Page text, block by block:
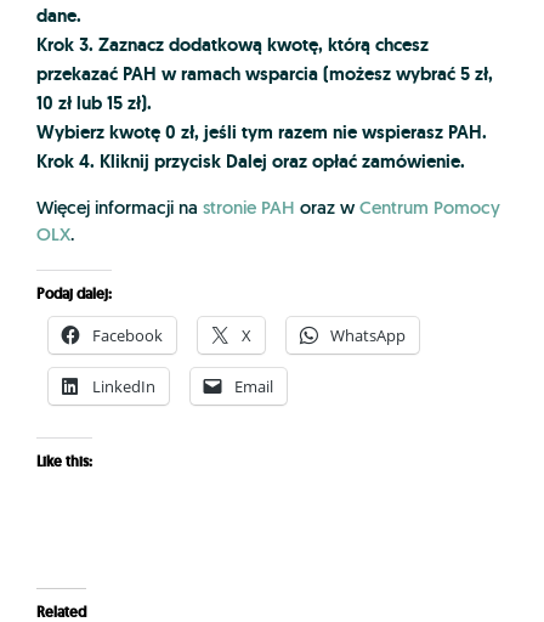
dane.
Krok 3. Zaznacz dodatkową kwotę, którą chcesz
przekazać PAH w ramach wsparcia (możesz wybrać 5 zł,
10 zł lub 15 zł).
Wybierz kwotę 0 zł, jeśli tym razem nie wspierasz PAH.
Krok 4. Kliknij przycisk Dalej oraz opłać zamówienie.
Więcej informacji na stronie PAH oraz w Centrum Pomocy
OLX.
Podaj dalej:
Facebook X WhatsApp
LinkedIn Email
Like this:
Related